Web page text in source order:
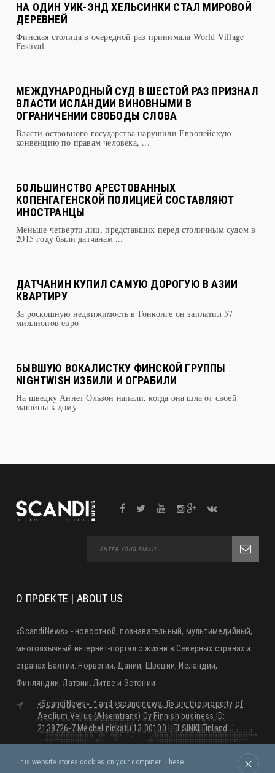
НА ОДИН УИК-ЭНД ХЕЛЬСИНКИ СТАЛ МИРОВОЙ
ДЕРЕВНЕЙ
Финская столица в очередной раз принимала World Village
Festival
МЕЖДУНАРОДНЫЙ СУД В ШЕСТОЙ РАЗ ПРИЗНАЛ
ВЛАСТИ ИСЛАНДИИ ВИНОВНЫМИ В
ОГРАНИЧЕНИИ СВОБОДЫ СЛОВА
Власти островного государства нарушили Европейскую
конвенцию по правам человека, ...
БОЛЬШИНСТВО АРЕСТОВАННЫХ
КОПЕНГАГЕНСКОЙ ПОЛИЦИЕЙ СОСТАВЛЯЮТ
ИНОСТРАНЦЫ
Меньше четверти лиц, представших перед столичным судом в
2015 году были датчанам ...
ДАТЧАНИН КУПИЛ САМУЮ ДОРОГУЮ В АЗИИ
КВАРТИРУ
За роскошную недвижимость в Гонконге он заплатил 57
миллионов евро
БЫВШУЮ ВОКАЛИСТКУ ФИНСКОЙ ГРУППЫ
NIGHTWISH ИЗБИЛИ И ОГРАБИЛИ
На шведку Аннет Ользон напали, когда она шла от своей
машины к дому
О ПРОЕКТЕ | ABOUT US
«ScandiNews» - новостной, познавательный, мультимедийный,
многоязычный интернет-портал о жизни в Северных странах и
странах Балтии: Норвегии, Дании, Швеции, Исландии,
Финляндии, Латвии, Литве и Эстонии
«ScandiNews» ™ and «scandinews. fi» are the property of
Aeolium Vellus (Alsemtrans) Oy Finnish business ID:
2138726-7 Mechelininkatu 13 00100 HELSINKI Finland
This website stores cookies on your computer. These